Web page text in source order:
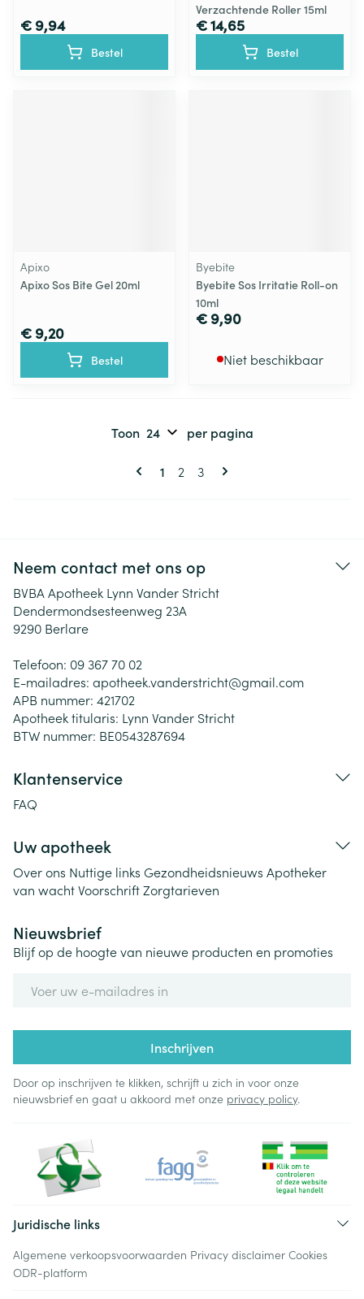
€ 9,94
Bestel
Verzachtende Roller 15ml
€ 14,65
Bestel
Apixo
Apixo Sos Bite Gel 20ml
€ 9,20
Bestel
Byebite
Byebite Sos Irritatie Roll-on
10ml
€ 9,90
Niet beschikbaar
Pagina's
U lees momenteel pagina
1 Pagina
2 Pagina
3
Toon per pagina
Neem contact met ons op
BVBA Apotheek Lynn Vander Stricht
Dendermondsesteenweg 23A
9290 Berlare
Telefoon: 09 367 70 02
E-mailadres: apotheek.vanderstricht@gmail.com
APB nummer: 421702
Apotheek titularis: Lynn Vander Stricht
BTW nummer: BE0543287694
Klantenservice
FAQ
Uw apotheek
Over ons Nuttige links Gezondheidsnieuws Apotheker
van wachtVoorschriftZorgtarieven
Nieuwsbrief
Blijf op de hoogte van nieuwe producten en promoties
Inschrijven
Door op inschrijven te klikken, schrijft u zich in voor onze
nieuwsbrief en gaat u akkoord met onze privacy policy.
Juridische links
Algemene verkoopsvoorwaarden Privacy disclaimer Cookies
ODR-platform